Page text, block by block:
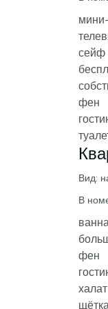
сейф
фен
Вид:
В
фен
халат